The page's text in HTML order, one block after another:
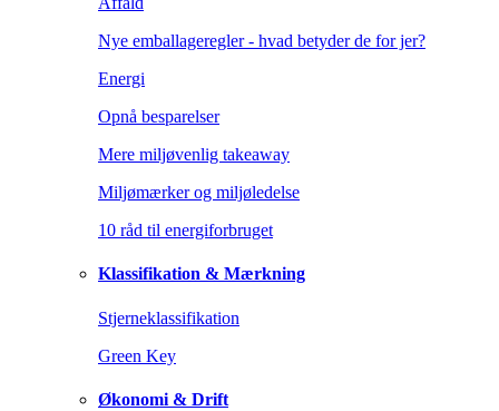
Nye emballageregler - hvad betyder de for jer?
Energi
Opnå besparelser
Mere miljøvenlig takeaway
Miljømærker og miljøledelse
10 råd til energiforbruget
Klassifikation & Mærkning
Stjerneklassifikation
Green Key
Økonomi & Drift